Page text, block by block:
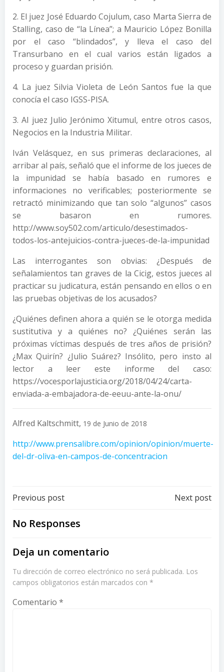
2. El juez José Eduardo Cojulum, caso Marta Sierra de
Stalling, caso de “la Línea”; a Mauricio López Bonilla
por el caso “blindados”, y lleva el caso del
Transurbano en el cual varios están ligados a
proceso y guardan prisión.
4. La juez Silvia Violeta de León Santos fue la que
conocía el caso IGSS-PISA.
3. Al juez Julio Jerónimo Xitumul, entre otros casos,
Negocios en la Industria Militar.
Iván Velásquez, en sus primeras declaraciones, al
arribar al país, señaló que el informe de los jueces de
la impunidad se había basado en rumores e
informaciones no verificables; posteriormente se
retractó minimizando que tan solo “algunos” casos
se basaron en rumores.
http://www.soy502.com/articulo/desestimados-
todos-los-antejuicios-contra-jueces-de-la-impunidad
Las interrogantes son obvias: ¿Después de
señalamientos tan graves de la Cicig, estos jueces al
practicar su judicatura, están pensando en ellos o en
las pruebas objetivas de los acusados?
¿Quiénes definen ahora a quién se le otorga medida
sustitutiva y a quiénes no? ¿Quiénes serán las
próximas víctimas después de tres años de prisión?
¿Max Quirín? ¿Julio Suárez? Insólito, pero insto al
lector a leer este informe del caso:
https://vocesporlajusticia.org/2018/04/24/carta-
enviada-a-embajadora-de-eeuu-ante-la-onu/
Alfred Kaltschmitt, 19 de Junio de 2018
http://www.prensalibre.com/opinion/opinion/muerte-
del-dr-oliva-en-campos-de-concentracion
Post
navigation
Previous post Next post
No Responses
Deja un comentario
Tu dirección de correo electrónico no será publicada. Los
campos obligatorios están marcados con *
Comentario *